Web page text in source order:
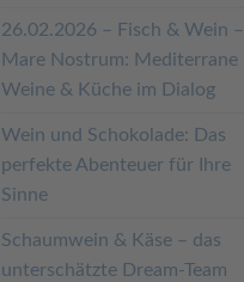
26.02.2026 – Fisch & Wein –
Mare Nostrum: Mediterrane
Weine & Küche im Dialog
Wein und Schokolade: Das
perfekte Abenteuer für Ihre
Sinne
Schaumwein & Käse – das
unterschätzte Dream-Team